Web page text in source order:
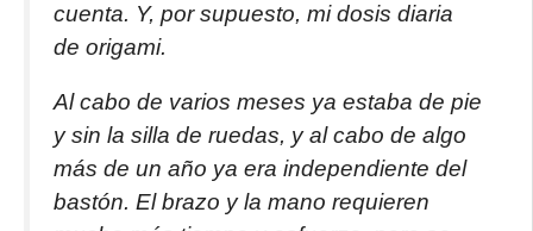
cuenta. Y, por supuesto, mi dosis diaria
de origami.
Al cabo de varios meses ya estaba de pie
y sin la silla de ruedas, y al cabo de algo
más de un año ya era independiente del
bastón. El brazo y la mano requieren